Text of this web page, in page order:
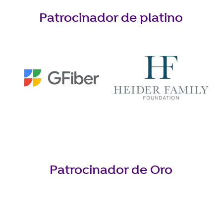
Patrocinador de platino
Patrocinador de Oro